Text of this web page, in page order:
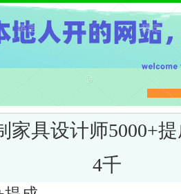
家具设计师5000+
4千